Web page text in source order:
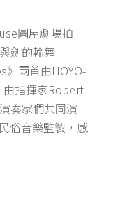
圓屋劇場拍
劍的輪舞
兩首由HOYO-
由指揮家Robert
奏家們共同演
俗音樂監製，感